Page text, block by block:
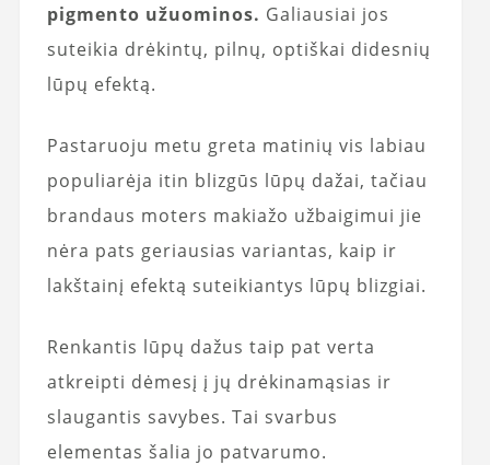
pigmento užuominos. Galiausiai jos
suteikia drėkintų, pilnų, optiškai didesnių
lūpų efektą.
Pastaruoju metu greta matinių vis labiau
populiarėja itin blizgūs lūpų dažai, tačiau
brandaus moters makiažo užbaigimui jie
nėra pats geriausias variantas, kaip ir
lakštainį efektą suteikiantys lūpų blizgiai.
Renkantis lūpų dažus taip pat verta
atkreipti dėmesį į jų drėkinamąsias ir
slaugantis savybes. Tai svarbus
elementas šalia jo patvarumo.